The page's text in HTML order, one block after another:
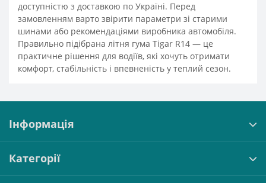
доступністю з доставкою по Україні. Перед
замовленням варто звірити параметри зі старими
шинами або рекомендаціями виробника автомобіля.
Правильно підібрана літня гума Tigar R14 — це
практичне рішення для водіїв, які хочуть отримати
комфорт, стабільність і впевненість у теплий сезон.
Інформація
Категорії